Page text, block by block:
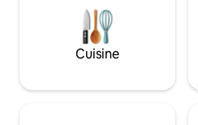
Cuisine